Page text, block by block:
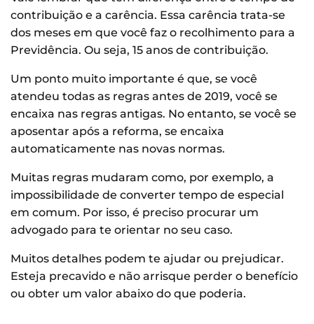
contribuição e a carência. Essa carência trata-se
dos meses em que você faz o recolhimento para a
Previdência. Ou seja, 15 anos de contribuição.
Um ponto muito importante é que, se você
atendeu todas as regras antes de 2019, você se
encaixa nas regras antigas. No entanto, se você se
aposentar após a reforma, se encaixa
automaticamente nas novas normas.
Muitas regras mudaram como, por exemplo, a
impossibilidade de converter tempo de especial
em comum. Por isso, é preciso procurar um
advogado para te orientar no seu caso.
Muitos detalhes podem te ajudar ou prejudicar.
Esteja precavido e não arrisque perder o benefício
ou obter um valor abaixo do que poderia.